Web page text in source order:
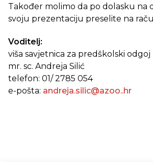
Također molimo da po dolasku na
svoju prezentaciju preselite na
Voditelj:
viša savjetnica za predškolski odgoj
mr. sc. Andreja Silić
telefon: 01/ 2785 054
e-pošta: andreja.silic@azoo..hr